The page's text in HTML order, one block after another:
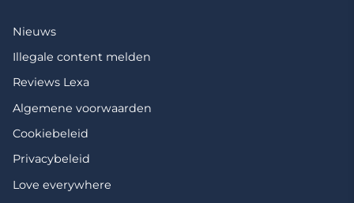
Nieuws
Illegale content melden
Reviews Lexa
Algemene voorwaarden
Cookiebeleid
Privacybeleid
Love everywhere